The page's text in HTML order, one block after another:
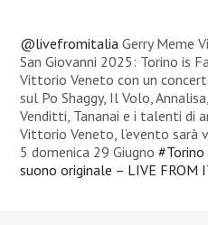
@livefromitalia Gerry Meme
San Giovanni 2025: Torino is
Vittorio Veneto con un
sul Po Shaggy, Il Volo,
Venditti, Tananai e i talenti di
Vittorio Veneto, l’evento sarà
5 domenica 29 Giugno#Torino
suono originale – LIVE FROM